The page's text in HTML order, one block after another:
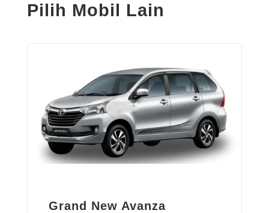
Pilih Mobil Lain
Grand New Avanza